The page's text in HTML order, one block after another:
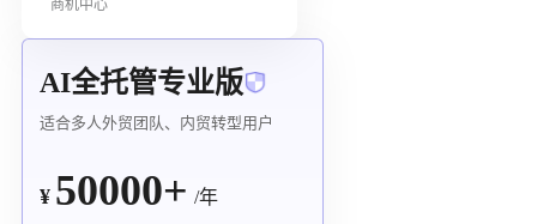
商机中心
AI全托管专业版
适合多人外贸团队、内贸转型用户
¥ 50000+ /年